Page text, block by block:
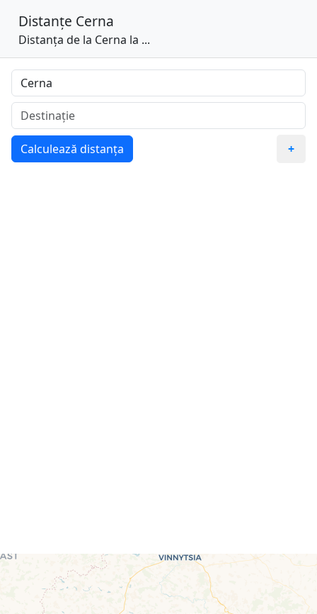
Distanțe Cerna
Distanța de la Cerna la ...
Calculează distanța +